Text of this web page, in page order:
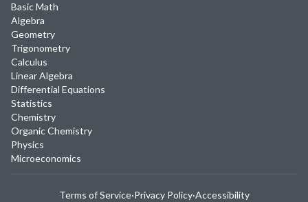
Basic Math
Algebra
Geometry
Trigonometry
Calculus
Linear Algebra
Differential Equations
Statistics
Chemistry
Organic Chemistry
Physics
Microeconomics
Terms of Service·Privacy Policy·Accessibility